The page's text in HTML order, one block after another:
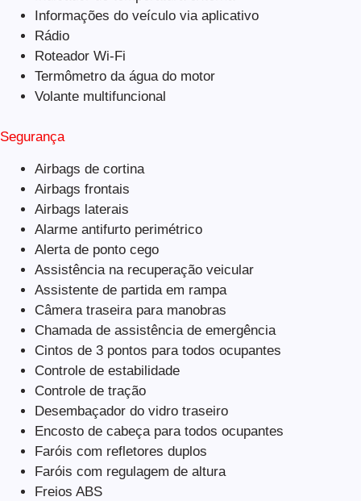
Informações do veículo via aplicativo
Rádio
Roteador Wi-Fi
Termômetro da água do motor
Volante multifuncional
Segurança
Airbags de cortina
Airbags frontais
Airbags laterais
Alarme antifurto perimétrico
Alerta de ponto cego
Assistência na recuperação veicular
Assistente de partida em rampa
Câmera traseira para manobras
Chamada de assistência de emergência
Cintos de 3 pontos para todos ocupantes
Controle de estabilidade
Controle de tração
Desembaçador do vidro traseiro
Encosto de cabeça para todos ocupantes
Faróis com refletores duplos
Faróis com regulagem de altura
Freios ABS